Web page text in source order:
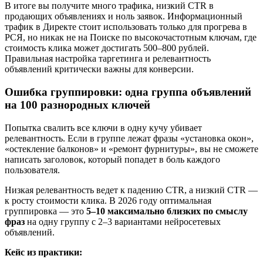
В итоге вы получите много трафика, низкий CTR в
продающих объявлениях и ноль заявок. Информационный
трафик в Директе стоит использовать только для прогрева в
РСЯ, но никак не на Поиске по высокочастотным ключам, где
стоимость клика может достигать 500–800 рублей.
Правильная настройка таргетинга и релевантность
объявлений критически важны для конверсии.
Ошибка группировки: одна группа объявлений
на 100 разнородных ключей
Попытка свалить все ключи в одну кучу убивает
релевантность. Если в группе лежат фразы «установка окон»,
«остекление балконов» и «ремонт фурнитуры», вы не сможете
написать заголовок, который попадет в боль каждого
пользователя.
Низкая релевантность ведет к падению CTR, а низкий CTR —
к росту стоимости клика. В 2026 году оптимальная
группировка — это 5–10 максимально близких по смыслу
фраз на одну группу с 2–3 вариантами нейросетевых
объявлений.
Кейс из практики: